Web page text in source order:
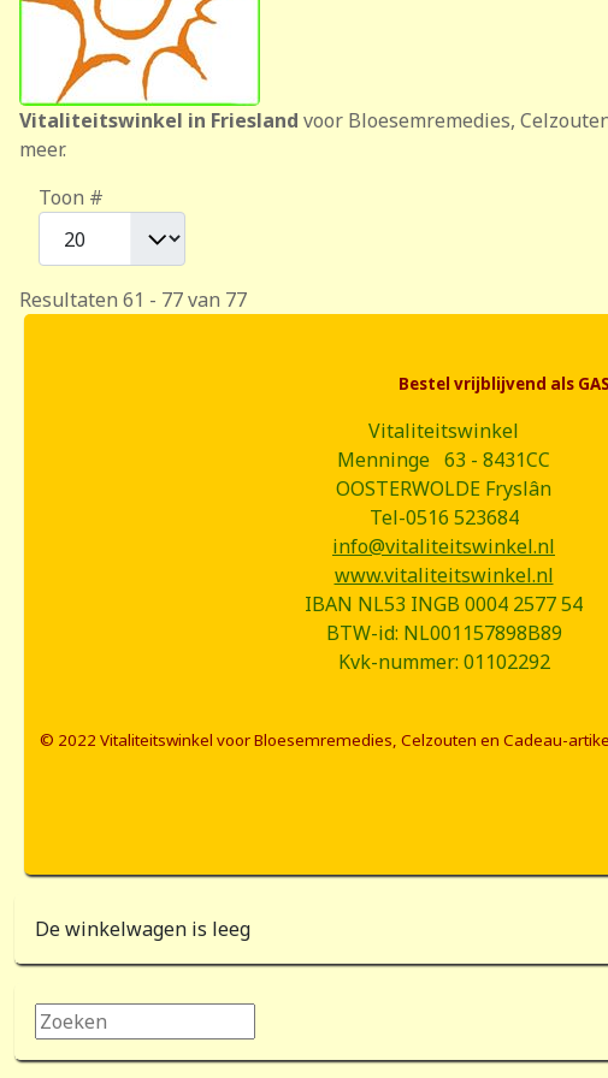
Vitaliteitswinkel in Friesland voor Bloesemremedies,
meer.
Toon #
Resultaten 61 - 77 van 77
De winkelwagen is leeg
Zoeken...
Bestel vrijblijvend als
Vitaliteitswinkel
Menninge 63 - 8431CC
OOSTERWOLDE Fryslân
Tel-0516 523684
info@vitaliteitswinkel.nl
www.vitaliteitswinkel.nl
IBAN NL53 INGB 0004 2577 54
BTW-id: NL001157898B89
Kvk-nummer: 01102292
© 2022 Vitaliteitswinkel voor Bloesemremedies, Celzouten en Cadeau-